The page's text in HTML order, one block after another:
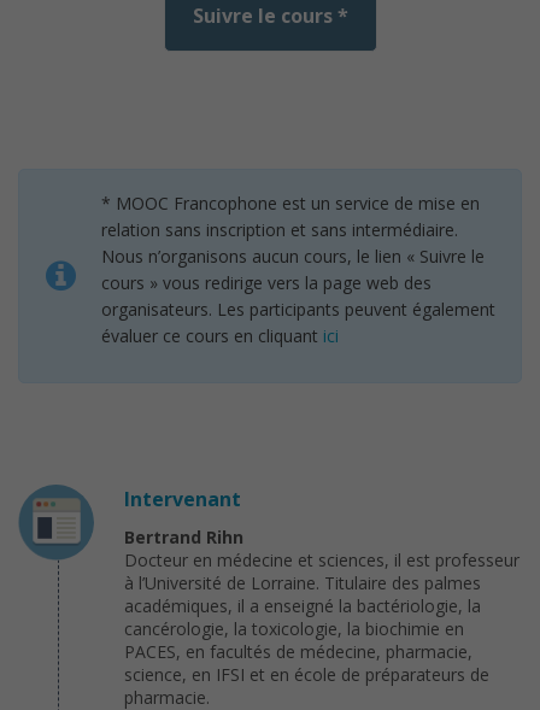
Suivre le cours *
* MOOC Francophone est un service de mise en
relation sans inscription et sans intermédiaire.
Nous n’organisons aucun cours, le lien « Suivre le
cours » vous redirige vers la page web des
organisateurs. Les participants peuvent également
évaluer ce cours en cliquant ici
Intervenant
Bertrand Rihn
Docteur en médecine et sciences, il est professeur
à l’Université de Lorraine. Titulaire des palmes
académiques, il a enseigné la bactériologie, la
cancérologie, la toxicologie, la biochimie en
PACES, en facultés de médecine, pharmacie,
science, en IFSI et en école de préparateurs de
pharmacie.